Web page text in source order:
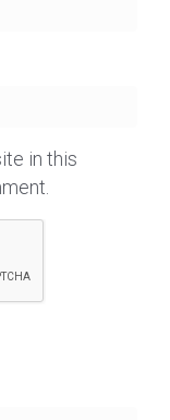
in this